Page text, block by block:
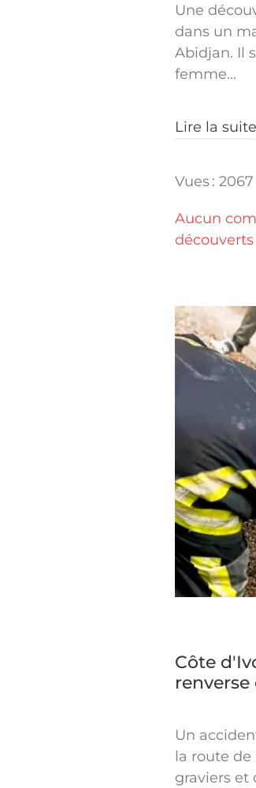
Une
dans un
Abidjan. Il
femme...
Lire la suite
Vues : 2067
Aucun
Côte
Un
la route de
graviers et